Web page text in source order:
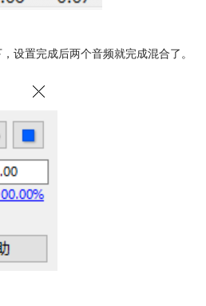
设置完成后两个音频就完成混合了。